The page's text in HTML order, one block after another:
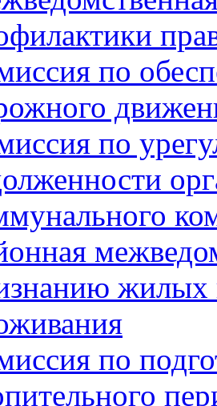
по
по
жилых
по